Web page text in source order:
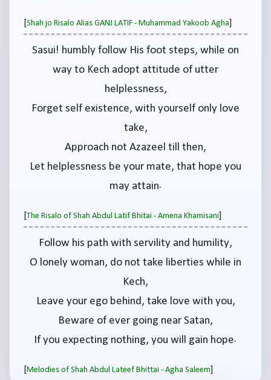
[Shah jo Risalo Alias GANJ LATIF - Muhammad Yakoob Agha
Sasui! humbly follow His foot steps, while on
way to Kech adopt attitude of utter
helplessness,
Forget self existence, with yourself only love
take,
Approach not Azazeel till then,
Let helplessness be your mate, that hope you
may attain.
[The Risalo of Shah Abdul Latif Bhitai - Amena Khamisani
Follow his path with servility and humility,
O lonely woman, do not take liberties while in
Kech,
Leave your ego behind, take love with you,
Beware of ever going near Satan,
If you expecting nothing, you will gain hope.
[Melodies of Shah Abdul Lateef Bhittai - Agha Saleem